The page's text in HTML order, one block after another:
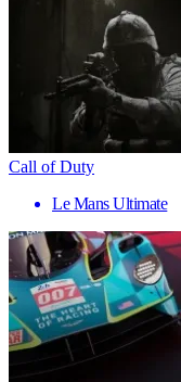
Call of Duty
Le Mans Ultimate